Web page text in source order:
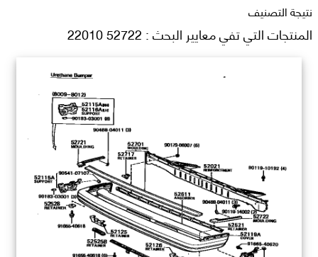
نتيجة التصنيف
المنتجات التي تفي معايير البحث : 52722 22010